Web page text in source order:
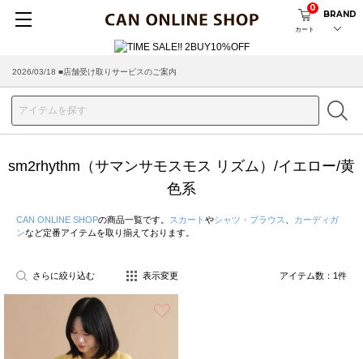
カート
0
BRAND
2026/03/18 ■店舗受け取りサービスのご案内
sm2rhythm（サマンサモスモス リズム）/イエロー/黄
色系
CAN ONLINE SHOPの商品一覧です。 スカート やシャツ・ブラウス
カーディガ
ンなど定番アイテムを取り揃えております。
さらに絞り込む 表示変更 アイテム数： 1件